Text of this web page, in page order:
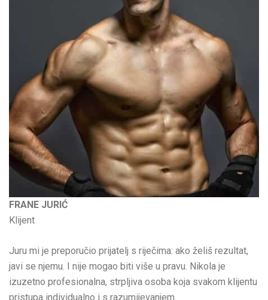
FRANE JURIĆ
Klijent
Juru mi je preporučio prijatelj s riječima: ako želiš rezultat,
javi se njemu. I nije mogao biti više u pravu. Nikola je
izuzetno profesionalna, strpljiva osoba koja svakom klijentu
pristupa individualno i s razumijevanjem.